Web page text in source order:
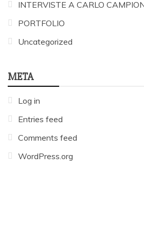
INTERVISTE A CARLO
PORTFOLIO
Uncategorized
META
Log in
Entries feed
Comments feed
WordPress.org